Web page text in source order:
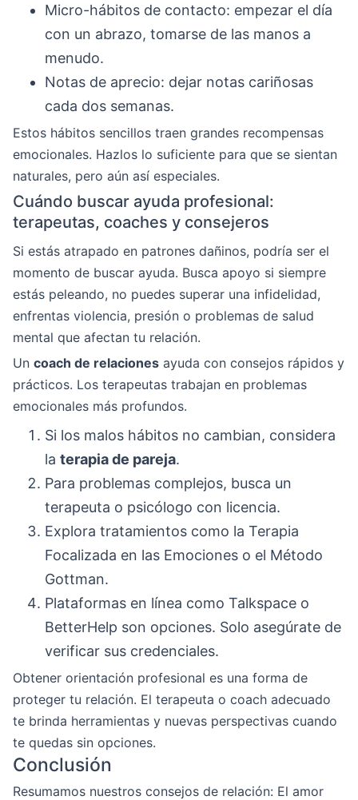
Micro-hábitos de contacto: empezar el día
con un abrazo, tomarse de las manos a
menudo.
Notas de aprecio: dejar notas cariñosas
cada dos semanas.
Estos hábitos sencillos traen grandes recompensas
emocionales. Hazlos lo suficiente para que se sientan
naturales, pero aún así especiales.
Cuándo buscar ayuda profesional:
terapeutas, coaches y consejeros
Si estás atrapado en patrones dañinos, podría ser el
momento de buscar ayuda. Busca apoyo si siempre
estás peleando, no puedes superar una infidelidad,
enfrentas violencia, presión o problemas de salud
mental que afectan tu relación.
Un coach de relaciones ayuda con consejos rápidos y
prácticos. Los terapeutas trabajan en problemas
emocionales más profundos.
Si los malos hábitos no cambian, considera
la terapia de pareja.
Para problemas complejos, busca un
terapeuta o psicólogo con licencia.
Explora tratamientos como la Terapia
Focalizada en las Emociones o el Método
Gottman.
Plataformas en línea como Talkspace o
BetterHelp son opciones. Solo asegúrate de
verificar sus credenciales.
Obtener orientación profesional es una forma de
proteger tu relación. El terapeuta o coach adecuado
te brinda herramientas y nuevas perspectivas cuando
te quedas sin opciones.
Conclusión
Resumamos nuestros consejos de relación: El amor